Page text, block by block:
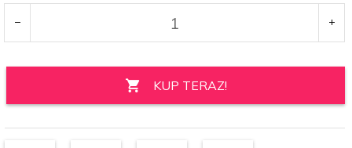
KUP TERAZ!